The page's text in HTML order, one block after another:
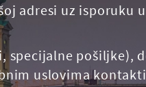
adresi uz isporuku
specijalne pošiljke),
uslovima